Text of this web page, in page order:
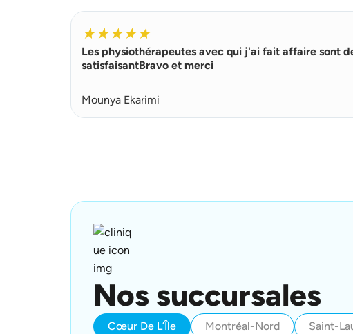
★★★★★
Les physiothérapeutes avec qui j'ai fait affaire sont
satisfaisantBravo et merci
Mounya Ekarimi
Nos succursales
Cœur De L’Île Montréal-Nord
Saint-